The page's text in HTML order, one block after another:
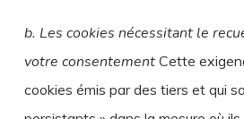
b. Les cookies nécessitant le
votre consentementCette
cookies émis par des tiers et qui